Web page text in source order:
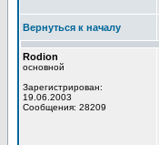
Вернуться к началу
Rodion
основной
Зарегистрирован:
19.06.2003
Сообщения: 28209